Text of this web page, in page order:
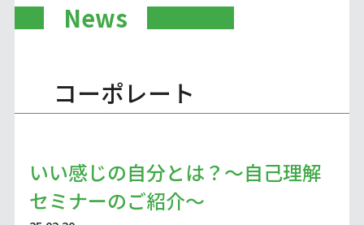
News
コーポレート
いい感じの自分とは？～自己理解
セミナーのご紹介～